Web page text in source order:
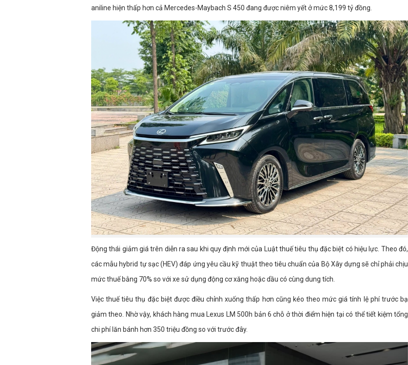
aniline hiện thấp hơn cả Mercedes-Maybach S 450 đang được niêm yết ở mức 8,199 tỷ đồng.
Động thái giảm giá trên diễn ra sau khi quy định mới của Luật thuế tiêu thụ đặc biệt có hiệu lực. Theo đó,
các mẫu hybrid tự sạc (HEV) đáp ứng yêu cầu kỹ thuật theo tiêu chuẩn của Bộ Xây dựng sẽ chỉ phải chịu
mức thuế bằng 70% so với xe sử dụng động cơ xăng hoặc dầu có cùng dung tích.
Việc thuế tiêu thụ đặc biệt được điều chỉnh xuống thấp hơn cũng kéo theo mức giá tính lệ phí trước bạ
giảm theo. Nhờ vậy, khách hàng mua Lexus LM 500h bản 6 chỗ ở thời điểm hiện tại có thể tiết kiệm tổng
chi phí lăn bánh hơn 350 triệu đồng so với trước đây.